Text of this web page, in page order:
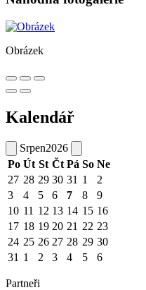
Obrázek
Kalendář
Srpen2026
Po Út St Čt Pá So Ne
27 28 29 30 31 1
2
3
4 5 6 7 8
9
10 11 12 13 14 15 16
17 18 19 20 21 22 23
24 25 26 27 28 29 30
31 1 2 3 4 5 6
Partneři